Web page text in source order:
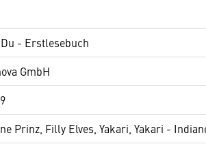
- Erstlesebuch
GmbH
Prinz, Filly Elves, Yakari, Yakari -